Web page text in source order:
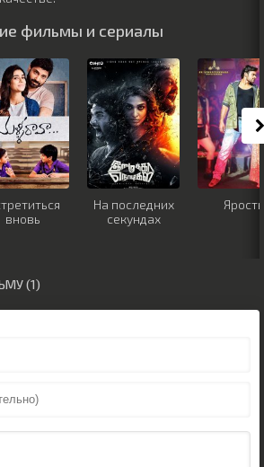
фильмы и сериалы
вновь
На последних
секундах
Ярость
(1)